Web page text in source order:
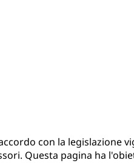
con la legislazione
Questa pagina ha